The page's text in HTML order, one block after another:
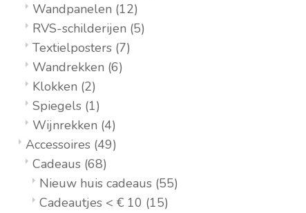
Wandpanelen (12)
RVS-schilderijen (5)
Textielposters (7)
Wandrekken (6)
Klokken (2)
Spiegels (1)
Wijnrekken (4)
Accessoires (49)
Cadeaus (68)
Nieuw huis cadeaus (55)
Cadeautjes < € 10 (15)